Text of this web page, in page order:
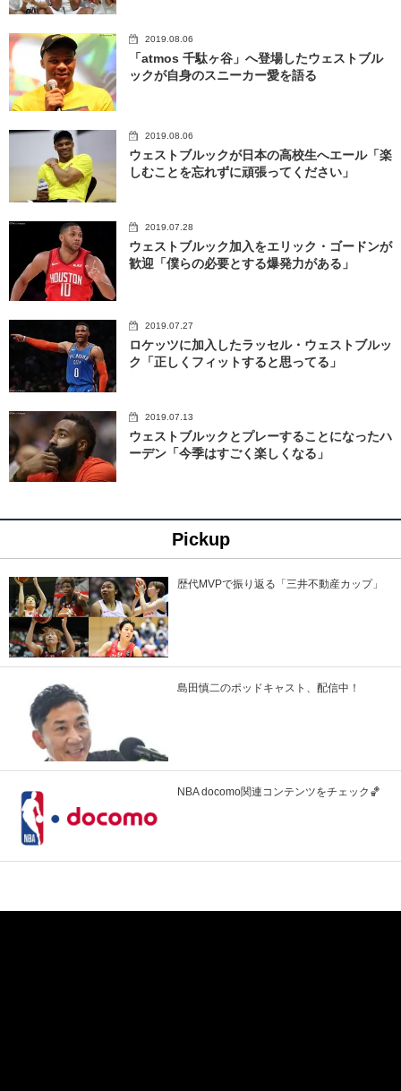
2019.08.06
「atmos 千駄ヶ谷」へ登場したウェストブル
ックが自身のスニーカー愛を語る
2019.08.06
ウェストブルックが日本の高校生へエール「楽
しむことを忘れずに頑張ってください」
2019.07.28
ウェストブルック加入をエリック・ゴードンが
歓迎「僕らの必要とする爆発力がある」
2019.07.27
ロケッツに加入したラッセル・ウェストブルッ
ク「正しくフィットすると思ってる」
2019.07.13
ウェストブルックとプレーすることになったハ
ーデン「今季はすごく楽しくなる」
Pickup
歴代MVPで振り返る「三井不動産カップ」
島田慎二のポッドキャスト、配信中！
NBA docomo関連コンテンツをチェック🏀